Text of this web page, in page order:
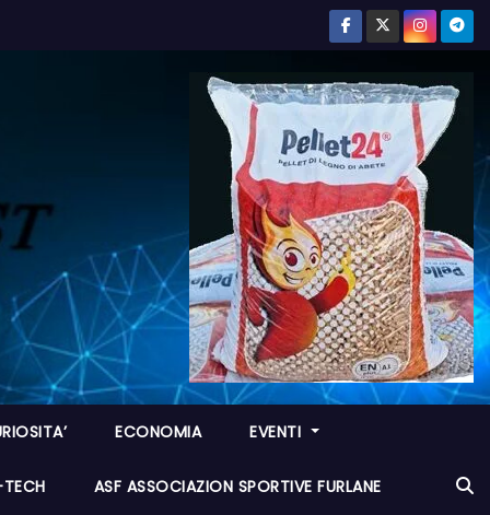
ECONOMIA EVENTI
ASF ASSOCIAZION SPORTIVE FURLANE